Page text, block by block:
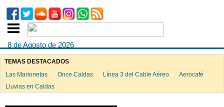
8 de Agosto de 2026
TEMAS DESTACADOS
Las Marionetas
Once Caldas Línea 3 del Cable Aéreo
Aerocafé
Lluvias en Caldas